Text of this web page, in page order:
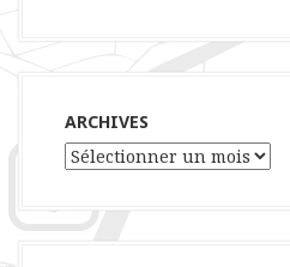
ARCHIVES
Archives